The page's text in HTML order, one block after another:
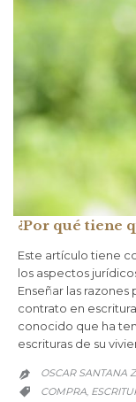
¿Por qué tiene
Este artículo tiene
los aspectos
Enseñar las
contrato en
conocido que ha
escrituras de su
 OSCAR SANTANA
 CATEGORY
COMPRA,